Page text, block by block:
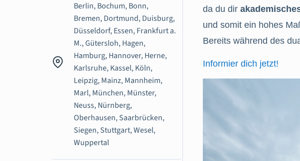
Berlin, Bochum, Bonn,
Bremen, Dortmund, Duisburg,
Düsseldorf, Essen, Frankfurt a.
M., Gütersloh, Hagen,
Hamburg, Hannover, Herne,
Karlsruhe, Kassel, Köln,
Leipzig, Mainz, Mannheim,
Marl, München, Münster,
Neuss, Nürnberg,
Oberhausen, Saarbrücken,
Siegen, Stuttgart, Wesel,
Wuppertal
da du dir
und somit ein hohes
Bereits während des
Informier dich jetzt!